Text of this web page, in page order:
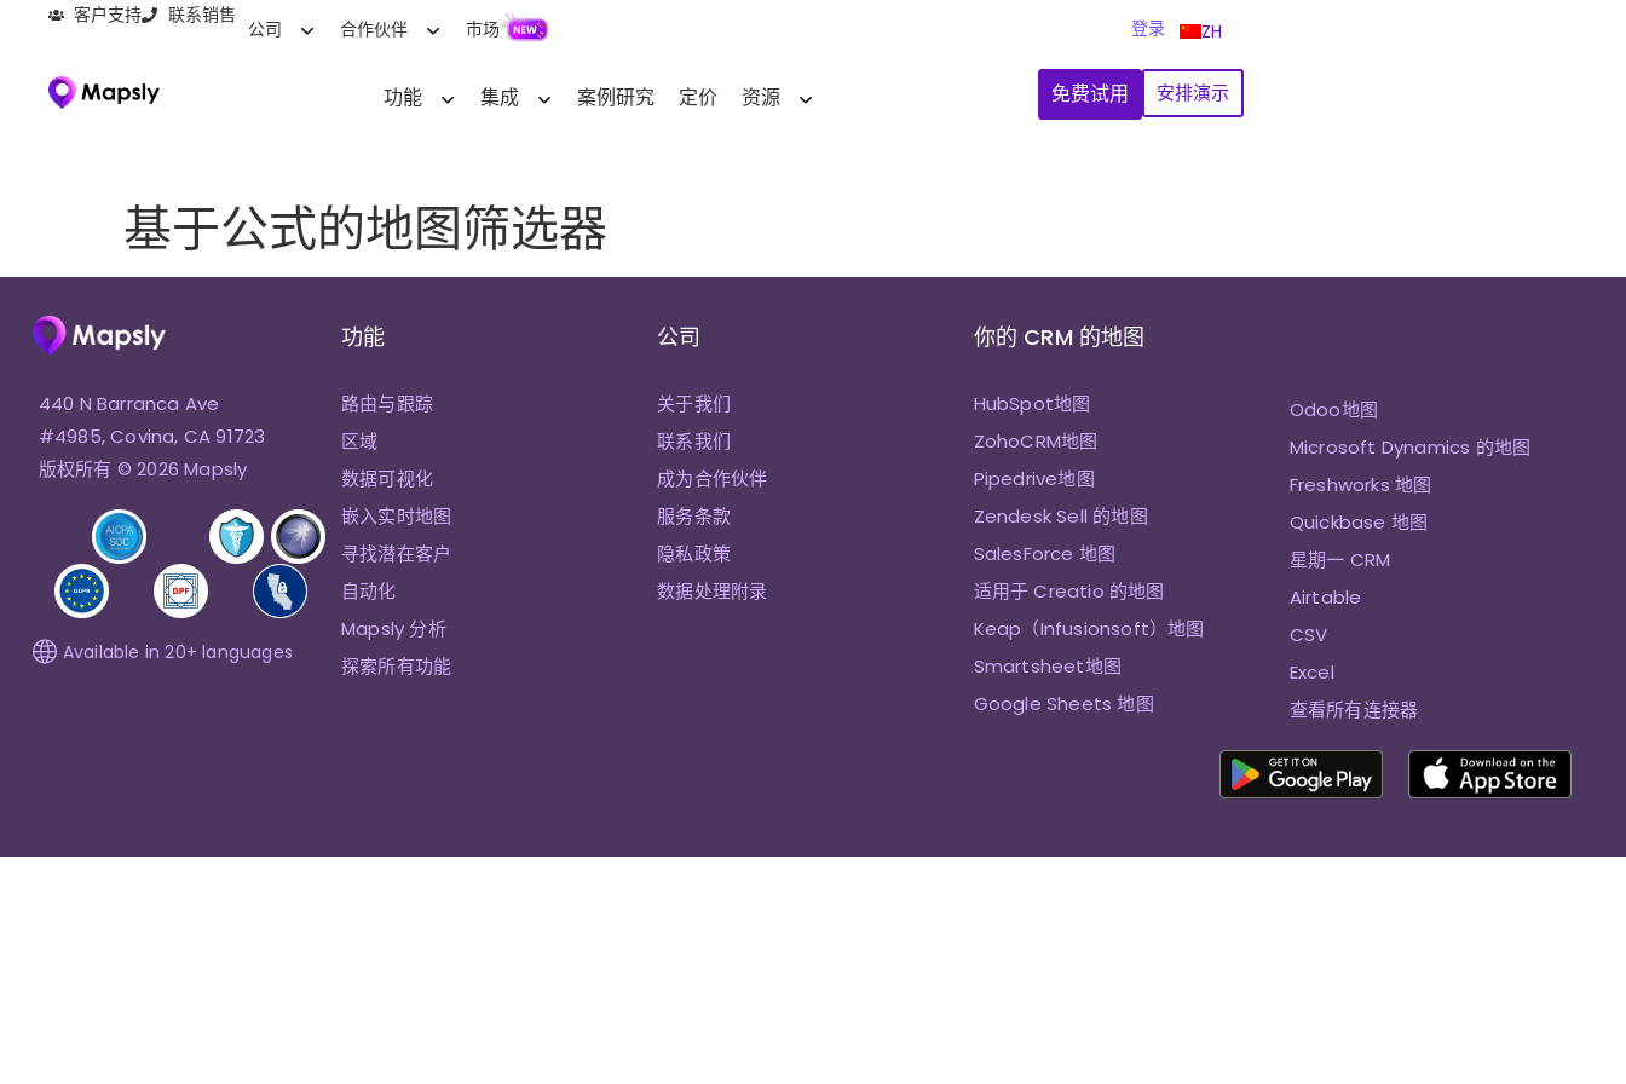
客户支持 联系销售
公司 合作伙伴 市场 登录 ZH
功能 集成 案例研究 定价 资源 免费试用 安排演示
基于公式的地图筛选器
440 N Barranca Ave
#4985, Covina, CA 91723
版权所有 © 2026 Mapsly
Available in 20+ languages
功能
路由与跟踪
区域
数据可视化
嵌入实时地图
寻找潜在客户
自动化
Mapsly 分析
探索所有功能
公司
关于我们
联系我们
成为合作伙伴
服务条款
隐私政策
数据处理附录
你的 CRM 的地图
HubSpot地图
ZohoCRM地图
Pipedrive地图
Zendesk Sell 的地图
SalesForce 地图
适用于 Creatio 的地图
Keap（Infusionsoft）地图
Smartsheet地图
Google Sheets 地图
Odoo地图
Microsoft Dynamics 的地图
Freshworks 地图
Quickbase 地图
星期一 CRM
Airtable
CSV
Excel
查看所有连接器